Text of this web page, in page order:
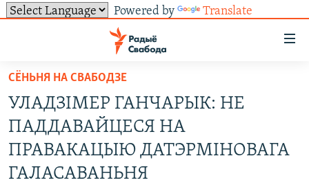
Powered by Translate
ўнівэрсальнага
доступу
Перайсьці
да
галоўнага
зьместу
Перайсьці
да
ВІДЭА І ФОТА
ЛЮДЗІ
ТОЛЬКІ НА СВАБОДЗЕ
ТЭСТЫ
БЛОГІ
СУВЯЗЬ
АБЫСЬЦІ БЛЯКАВАНЬНЕ
ПАДПІСАЦЦА
СЁНЬНЯ НА СВАБОДЗЕ
УЛАДЗІМЕР ГАНЧАРЫК: НЕ
ПАДДАВАЙЦЕСЯ НА
ПРАВАКАЦЫЮ ДАТЭРМІНОВАГА
ГАЛАСАВАНЬНЯ